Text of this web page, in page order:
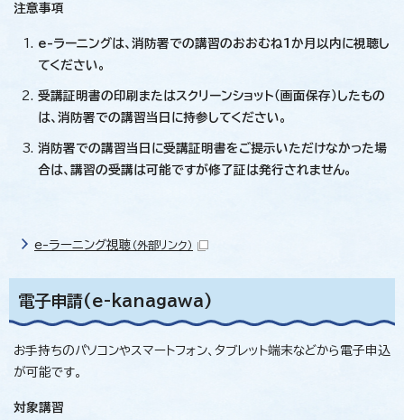
注意事項
e-ラーニングは、消防署での講習のおおむね1か月以内に視聴し
てください。
受講証明書の印刷またはスクリーンショット（画面保存）したもの
は、消防署での講習当日に持参してください。
消防署での講習当日に受講証明書をご提示いただけなかった場
合は、講習の受講は可能ですが修了証は発行されません。
e-ラーニング視聴 （外部リンク）
電子申請(e-kanagawa)
お手持ちのパソコンやスマートフォン、タブレット端末などから電子申込
が可能です。
対象講習